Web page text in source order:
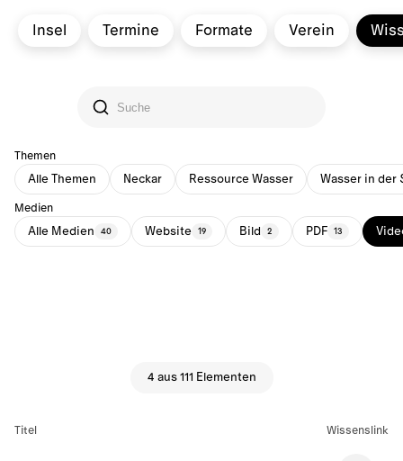
Insel Termine Formate Verein
Themen
Alle Themen Neckar Ressource Wasser Wasser in der
Medien
Alle Medien 40 Website 19 Bild 2 PDF 13
4 aus 111 Elementen
Titel Wissenslink